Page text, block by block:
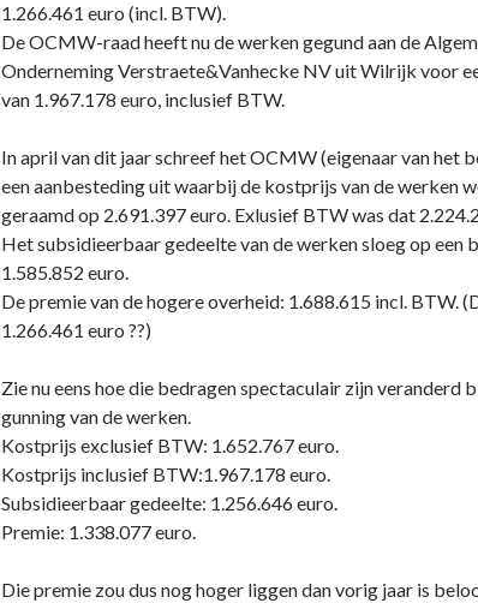
1.266.461 euro (incl. BTW).
De OCMW-raad heeft nu de werken gegund aan de
Onderneming Verstraete&Vanhecke NV uit Wilrijk voor
van 1.967.178 euro, inclusief BTW.
In april van dit jaar schreef het OCMW (eigenaar van het
een aanbesteding uit waarbij de kostprijs van de werken
geraamd op 2.691.397 euro. Exlusief BTW was dat
Het subsidieerbaar gedeelte van de werken sloeg op een
1.585.852 euro.
De premie van de hogere overheid: 1.688.615 incl. BTW.
1.266.461 euro ??)
Zie nu eens hoe die bedragen spectaculair zijn veranderd
gunning van de werken.
Kostprijs exclusief BTW: 1.652.767 euro.
Kostprijs inclusief BTW:1.967.178 euro.
Subsidieerbaar gedeelte: 1.256.646 euro.
Premie: 1.338.077 euro.
Die premie zou dus nog hoger liggen dan vorig jaar is